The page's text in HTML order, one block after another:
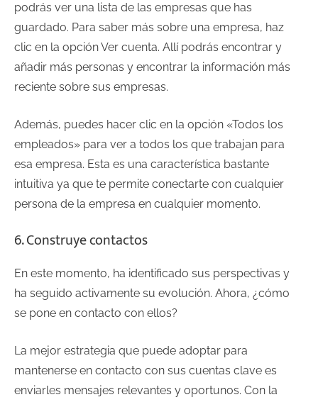
podrás ver una lista de las empresas que has
guardado. Para saber más sobre una empresa, haz
clic en la opción Ver cuenta. Allí podrás encontrar y
añadir más personas y encontrar la información más
reciente sobre sus empresas.
Además, puedes hacer clic en la opción «Todos los
empleados» para ver a todos los que trabajan para
esa empresa. Esta es una característica bastante
intuitiva ya que te permite conectarte con cualquier
persona de la empresa en cualquier momento.
6. Construye contactos
En este momento, ha identificado sus perspectivas y
ha seguido activamente su evolución. Ahora, ¿cómo
se pone en contacto con ellos?
La mejor estrategia que puede adoptar para
mantenerse en contacto con sus cuentas clave es
enviarles mensajes relevantes y oportunos. Con la